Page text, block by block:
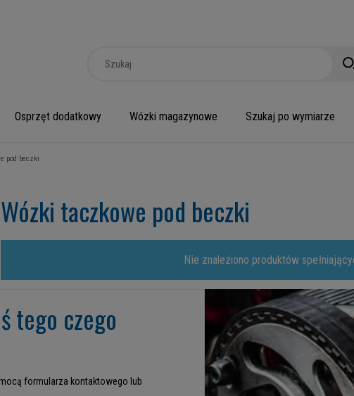
Osprzęt dodatkowy Wózki magazynowe Szukaj po wymiarze
pod beczki
Wózki taczkowe pod beczki
Nie znaleziono produktów
tego czego
formularza kontaktowego lub